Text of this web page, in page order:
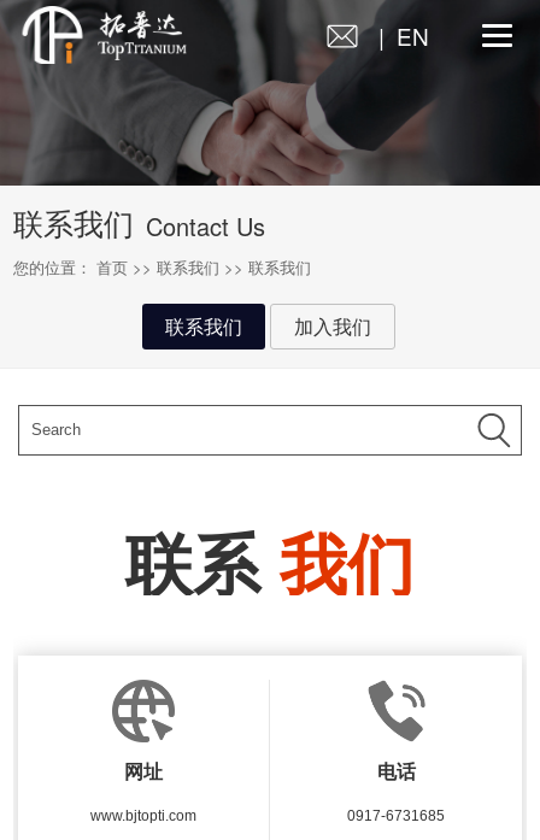
| EN
联系我们 Contact Us
您的位置： 首页 >>联系我们 >>联系我们
联系我们 加入我们
联系我们
网址
www.bjtopti.com
电话
0917-6731685